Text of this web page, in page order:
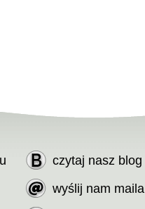
czytaj nasz blog
wyślij nam maila